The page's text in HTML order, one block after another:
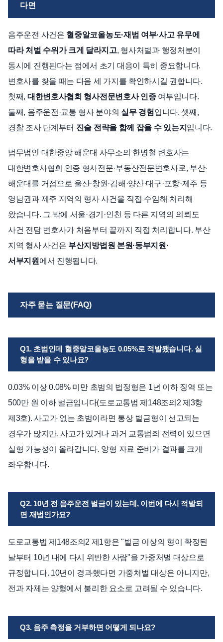
다면
음주운전 사건은 혈중알코올농도·재범 여부·사고 유무에
따라 처벌 수위가 크게 달라지고, 형사처벌과 행정처분이
동시에 진행된다는 점에서 초기 대응이 특히 중요합니다.
변호사를 찾을 때는 다음 세 가지를 확인하시길 권합니다.
첫째, 대한변호사협회 형사전문변호사 인증여부입니다.
둘째, 음주운전·교통 형사 분야의 실무 경험입니다. 셋째,
경찰 조사 단계부터 진술 전략을 함께 잡을 수 있는지 입니다.
법무법인 대한중앙 해운대 사무소의 한병철 변호사는
대한변호사협회 인증 형사전문·부동산전문변호사로, 부산·
해운대를 거점으로 울산·창원·김해·양산·대구·포항·제주 등
영남권과 제주 지역의 형사 사건을 직접 수임해 처리해
왔습니다. 그 밖에 서울·경기·인천 등 다른 지역의 의뢰도
사건 전담 변호사가 처음부터 끝까지 직접 처리합니다. 부산
지역 형사 사건은 부산지방법원 본원·동부지원·
서부지원 에서 진행됩니다.
자주 묻는 질문(FAQ)
Q1. 초범인데 혈중알코올농도 0.05%로 적발됐습니다. 실
형을 받을 수 있나요?
0.03% 이상 0.08% 미만 초범의 법정형은 1년 이하 징역 또는
500만 원 이하 벌금입니다(도로교통법 제148조의2 제3항
제3호). 사고가 없는 초범이라면 통상 벌금형이 선고되는
경우가 많지만, 사고가 있거나 과거 교통범죄 전력이 있으면
실형 가능성이 올라갑니다. 양형 자료 준비가 결과를 크게
좌우합니다.
Q2. 10년 전 음주운전 벌금이 있는데, 이번에 다시 적발되
면 재범인가요?
도로교통법 제148조의2 제1항은 "벌금 이상의 형이 확정된
날부터 10년 내에 다시 위반한 사람"을 가중처벌 대상으로
규정합니다. 10년이 경과했다면 가중처벌 대상은 아니지만,
전과 자체는 양형에서 불리한 요소로 고려될 수 있습니다.
Q3. 음주 측정을 거부하면 어떻게 되나요?